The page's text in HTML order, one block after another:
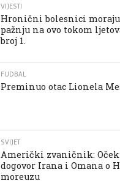
VIJESTI
Hronični bolesnici moraju
pažnju na ovo tokom
broj 1.
FUDBAL
Preminuo otac Lionela
SVIJET
Američki zvaničnik:
dogovor Irana i Omana o
moreuzu